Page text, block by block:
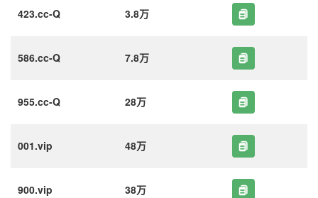
423.cc-Q 3.8万
586.cc-Q 7.8万
955.cc-Q 28万
001.vip 48万
900.vip 38万